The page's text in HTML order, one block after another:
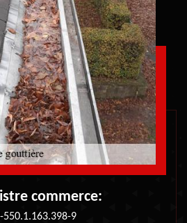
commerce:
550.1.163.398-9